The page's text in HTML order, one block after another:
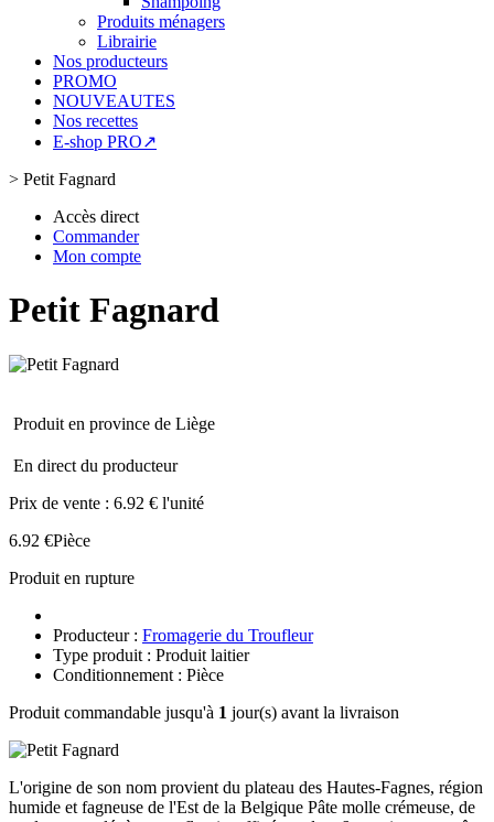
Produits ménagers
Librairie
Nos producteurs
PROMO
NOUVEAUTES
Nos recettes
E-shop PRO↗
> Petit Fagnard
Accès direct
Commander
Mon compte
Petit Fagnard
Produit en province de Liège
En direct du producteur
Prix de vente : 6.92 € l'unité
6.92 €Pièce
Produit en rupture
Producteur : Fromagerie du Troufleur
Type produit : Produit laitier
Conditionnement : Pièce
Produit commandable jusqu'à 1 jour(s) avant la livraison
L'origine de son nom provient du plateau des Hautes-Fagnes, région
humide et fagneuse de l'Est de la Belgique Pâte molle crémeuse, de